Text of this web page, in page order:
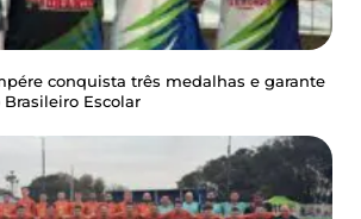
conquista três medalhas e garante
Escolar